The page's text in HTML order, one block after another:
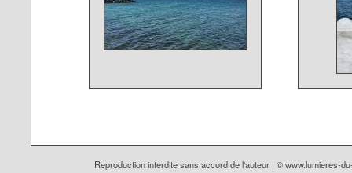
Reproduction interdite sans accord de l'auteur | ©www.lumieres-